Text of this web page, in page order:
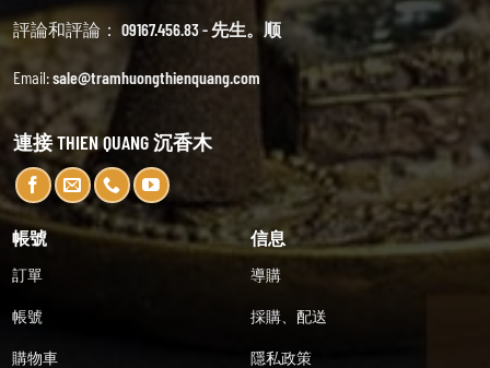
評論和評論： 09167.456.83 - 先生。顺
Email:sale@tramhuongthienquang.com
連接 THIEN QUANG 沉香木
帳號
訂單
帳號
購物車
信息
導購
採購、配送
隱私政策